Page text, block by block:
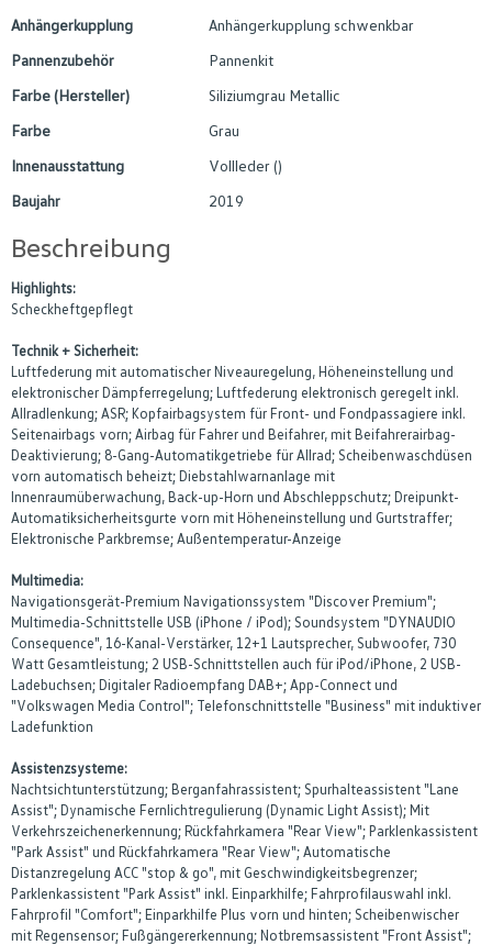
Anhängerkupplung
Anhängerkupplung schwenkbar
Pannenzubehör
Pannenkit
Farbe (Hersteller)
Siliziumgrau Metallic
Farbe
Grau
Innenausstattung
Vollleder ()
Baujahr
2019
Beschreibung
Highlights:
Scheckheftgepflegt
Technik + Sicherheit:
Luftfederung mit automatischer Niveauregelung, Höheneinstellung und
elektronischer Dämpferregelung; Luftfederung elektronisch geregelt inkl.
Allradlenkung; ASR; Kopfairbagsystem für Front- und Fondpassagiere inkl.
Seitenairbags vorn; Airbag für Fahrer und Beifahrer, mit Beifahrerairbag-
Deaktivierung; 8-Gang-Automatikgetriebe für Allrad; Scheibenwaschdüsen
vorn automatisch beheizt; Diebstahlwarnanlage mit
Innenraumüberwachung, Back-up-Horn und Abschleppschutz; Dreipunkt-
Automatiksicherheitsgurte vorn mit Höheneinstellung und Gurtstraffer;
Elektronische Parkbremse; Außentemperatur-Anzeige
Multimedia:
Navigationsgerät-Premium Navigationssystem "Discover Premium";
Multimedia-Schnittstelle USB (iPhone / iPod); Soundsystem "DYNAUDIO
Consequence", 16-Kanal-Verstärker, 12+1 Lautsprecher, Subwoofer, 730
Watt Gesamtleistung; 2 USB-Schnittstellen auch für iPod/iPhone, 2 USB-
Ladebuchsen; Digitaler Radioempfang DAB+; App-Connect und
"Volkswagen Media Control"; Telefonschnittstelle "Business" mit induktiver
Ladefunktion
Assistenzsysteme:
Nachtsichtunterstützung; Berganfahrassistent; Spurhalteassistent "Lane
Assist"; Dynamische Fernlichtregulierung (Dynamic Light Assist); Mit
Verkehrszeichenerkennung; Rückfahrkamera "Rear View"; Parklenkassistent
"Park Assist" und Rückfahrkamera "Rear View"; Automatische
Distanzregelung ACC "stop & go", mit Geschwindigkeitsbegrenzer;
Parklenkassistent "Park Assist" inkl. Einparkhilfe; Fahrprofilauswahl inkl.
Fahrprofil "Comfort"; Einparkhilfe Plus vorn und hinten; Scheibenwischer
mit Regensensor; Fußgängererkennung; Notbremsassistent "Front Assist";